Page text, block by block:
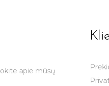
apie mūsų